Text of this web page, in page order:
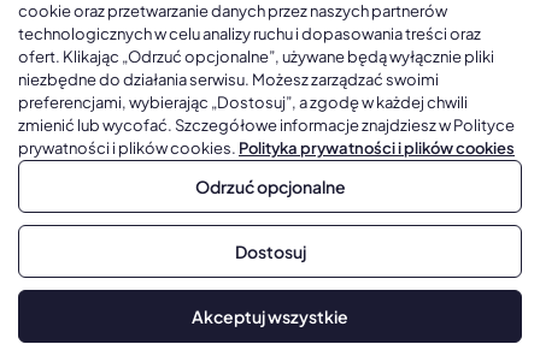
Kalendarze książkowe A4
Kalendarze książkowe B5
Kalendarze książkowe A6 i B6
Kalendarze książkowe z własną oprawą
Kalendarze jednodzielne
Kalendarze czterodzielne
Kalendarze Wieloplanszowe
Kalendarze Wielopanszowe, Plakatowe
Copyright © 2026, Gadżetowy.pl, All Rights Reserved, Platforma
cookie oraz przetwarzanie danych przez naszych partnerów
technologicznych w celu analizy ruchu i dopasowania treści oraz
ofert. Klikając „Odrzuć opcjonalne”, używane będą wyłącznie pliki
niezbędne do działania serwisu. Możesz zarządzać swoimi
preferencjami, wybierając „Dostosuj”, a zgodę w każdej chwili
zmienić lub wycofać. Szczegółowe informacje znajdziesz w Polityce
prywatności i plików cookies. Polityka prywatności i plików cookies
Odrzuć opcjonalne
Dostosuj
Akceptuj wszystkie